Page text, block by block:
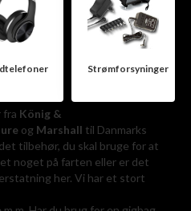
Strømforsyninger
fra König &
og Marshall til Danmarks
tilbehør, du skal bruge for at
noget på farten eller er det
her. Vi har et stort